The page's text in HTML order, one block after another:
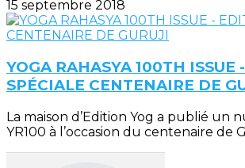
15 septembre 2018
YOGA RAHASYA 100TH ISSUE
SPÉCIALE CENTENAIRE DE
La maison d’Edition Yog a publié un
YR100 à l’occasion du centenaire de